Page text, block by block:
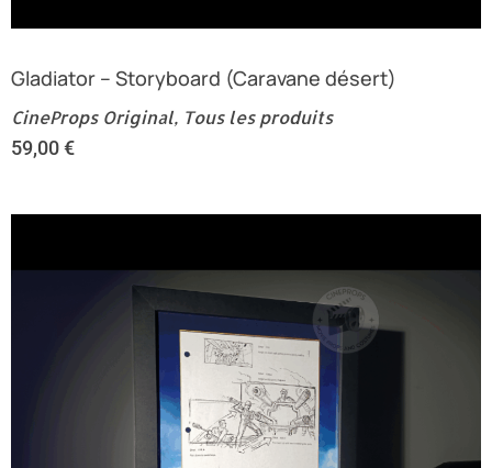
Gladiator – Storyboard (Caravane désert)
CineProps Original, Tous les produits
59,00€